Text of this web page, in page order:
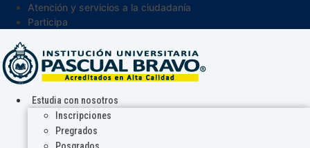
Atención y servicios a la ciudadanía
Participa
Estudia con nosotros
Inscripciones
Pregrados